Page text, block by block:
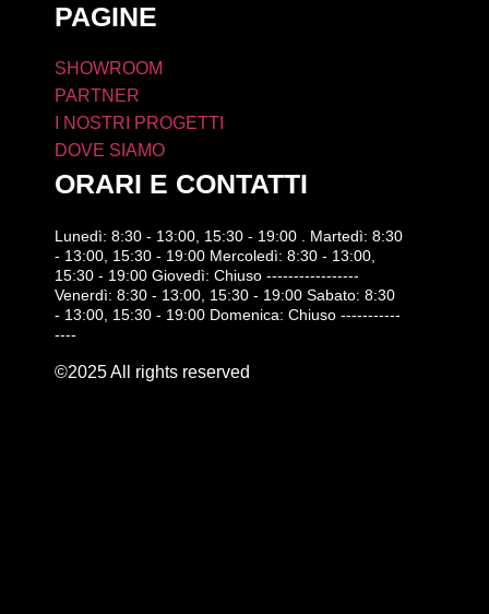
PAGINE
SHOWROOM
PARTNER
I NOSTRI PROGETTI
DOVE SIAMO
ORARI E CONTATTI
Lunedì: 8:30 - 13:00, 15:30 - 19:00 . Martedì: 8:30
- 13:00, 15:30 - 19:00 Mercoledì: 8:30 - 13:00,
15:30 - 19:00 Giovedì: Chiuso -----------------
Venerdì: 8:30 - 13:00, 15:30 - 19:00 Sabato: 8:30
- 13:00, 15:30 - 19:00 Domenica: Chiuso -----------
----
©2025 All rights reserved